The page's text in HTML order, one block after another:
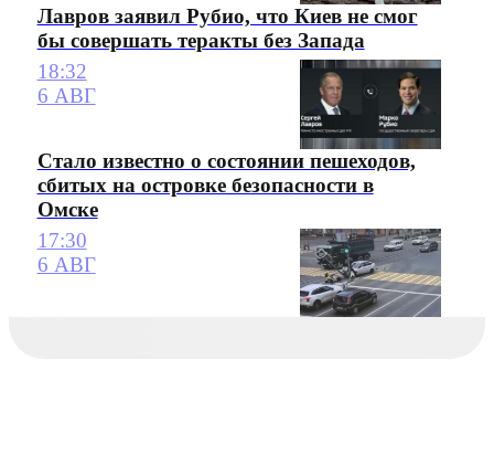
Лавров заявил Рубио, что Киев не смог
бы совершать теракты без Запада
18:32
6 АВГ
Стало известно о состоянии пешеходов,
сбитых на островке безопасности в
Омске
17:30
6 АВГ